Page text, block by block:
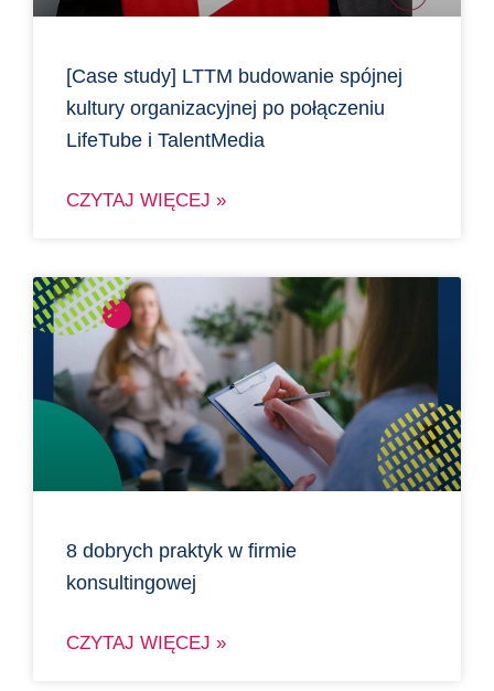
[Case study] LTTM budowanie spójnej
kultury organizacyjnej po połączeniu
LifeTube i TalentMedia
CZYTAJ WIĘCEJ »
8 dobrych praktyk w firmie
konsultingowej
CZYTAJ WIĘCEJ »